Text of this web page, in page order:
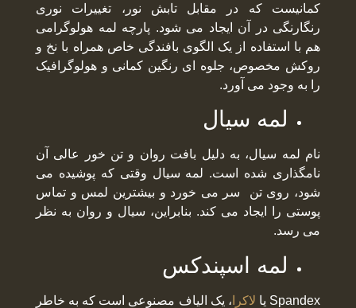
کمانیست که در مقابل تابش نور، تغییرات نوری
رنگارنگی در آن ایجاد می شود. پارچه لمه هولوگرامی
هم با استفاده از یک الگوی بافندگی خاص همراه با نخ و
روکش مخصوص، جلوه ای رنگین کمانی و هولوگرافیک
را به وجود می آورد.
لمه سیال
نام لمه سیال، به دلیل بافت روان و تن خور عالی آن
نامگذاری شده است. لمه سیال وقتی که پوشیده می
شود، روی تن سر می خورد و بیشترین لمس و تماس
پوستی را ایجاد می کند. بنابراین، سیال و روان به نظر
می رسد.
لمه اسپندکس
Spandex یا لاکرا ، یک الیاف مصنوعی است که به خاطر